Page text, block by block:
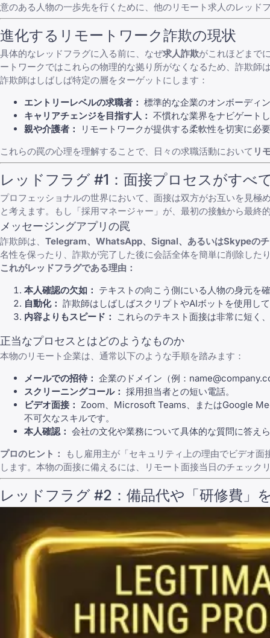
意のある人物の一歩先を行くために、他のリモート求人のレッド
進化するリモートワーク詐欺の現状
具体的なレッドフラグに入る前に、なぜ求人詐欺がこれほどまで
ートワークではこれらの物理的な拠り所がなくなるため、詐欺
詐欺師はしばしば特定の層をターゲットにします：
エントリーレベルの求職者： 標準的な企業のオンボーディ
キャリアチェンジを目指す人： 不慣れな業界をナビゲート
親や介護者：
リモートワークが提供する柔軟性を切実に必
これらの罠の心理を理解することで、日々の求職活動において リ
レッドフラグ #1：面接プロセスがすべ
プロフェッショナルの世界において、面接は双方がお互いを見
と考えます。もし「採用マネージャー」が、最初の接触から最
メッセージングアプリの罠
詐欺師は、 Telegram、WhatsApp、Signal、あるいはSkypeのチ
名性を保ったり、詐欺が完了した後に会話全体を簡単に削除した
これがレッドフラグである理由：
本人確認の欠如： テキストの向こう側にいる人物の身元を
自動化： 詐欺師はしばしばスクリプトやAIボットを使用し
内容よりもスピード：
これらのテキスト面接は非常に短く
正当なプロセスとはどのようなものか
本物のリモート企業は、通常以下のような手順を踏みます：
メールでの招待： 企業のドメイン（例：
スクリーニングコール： 採用担当者との短い電話。
ビデオ面接： Zoom、Microsoft Teams、またはGoogle
不可欠なスキルです。
本人確認： 会社の文化や業務について具体的な質問に答え
プロのヒント：
もし雇用主が「セキュリティ上の理由でビデオ
します。本物の面接に備えるには、リモート面接当日のチェック
レッドフラグ #2：備品代や「研修費」